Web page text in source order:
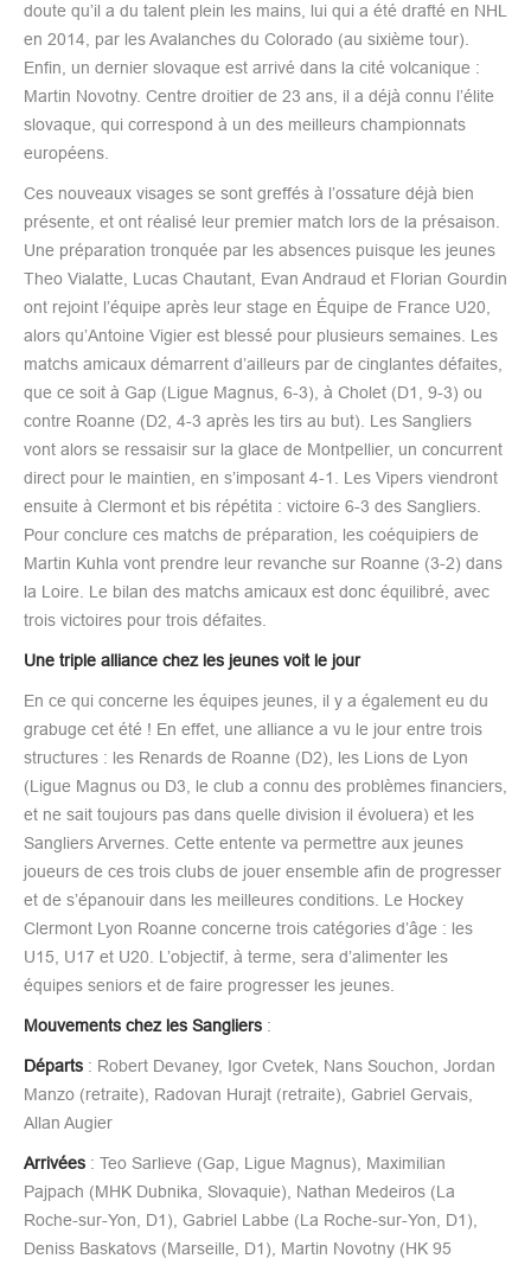
doute qu’il a du talent plein les mains, lui qui a été drafté en NHL
en 2014, par les Avalanches du Colorado (au sixième tour).
Enfin, un dernier slovaque est arrivé dans la cité volcanique :
Martin Novotny. Centre droitier de 23 ans, il a déjà connu l’élite
slovaque, qui correspond à un des meilleurs championnats
européens.
Ces nouveaux visages se sont greffés à l’ossature déjà bien
présente, et ont réalisé leur premier match lors de la présaison.
Une préparation tronquée par les absences puisque les jeunes
Theo Vialatte, Lucas Chautant, Evan Andraud et Florian Gourdin
ont rejoint l’équipe après leur stage en Équipe de France U20,
alors qu’Antoine Vigier est blessé pour plusieurs semaines. Les
matchs amicaux démarrent d’ailleurs par de cinglantes défaites,
que ce soit à Gap (Ligue Magnus, 6-3), à Cholet (D1, 9-3) ou
contre Roanne (D2, 4-3 après les tirs au but). Les Sangliers
vont alors se ressaisir sur la glace de Montpellier, un concurrent
direct pour le maintien, en s’imposant 4-1. Les Vipers viendront
ensuite à Clermont et bis répétita : victoire 6-3 des Sangliers.
Pour conclure ces matchs de préparation, les coéquipiers de
Martin Kuhla vont prendre leur revanche sur Roanne (3-2) dans
la Loire. Le bilan des matchs amicaux est donc équilibré, avec
trois victoires pour trois défaites.
Une triple alliance chez les jeunes voit le jour
En ce qui concerne les équipes jeunes, il y a également eu du
grabuge cet été ! En effet, une alliance a vu le jour entre trois
structures : les Renards de Roanne (D2), les Lions de Lyon
(Ligue Magnus ou D3, le club a connu des problèmes financiers,
et ne sait toujours pas dans quelle division il évoluera) et les
Sangliers Arvernes. Cette entente va permettre aux jeunes
joueurs de ces trois clubs de jouer ensemble afin de progresser
et de s’épanouir dans les meilleures conditions. Le Hockey
Clermont Lyon Roanne concerne trois catégories d’âge : les
U15, U17 et U20. L’objectif, à terme, sera d’alimenter les
équipes seniors et de faire progresser les jeunes.
Mouvements chez les Sangliers :
Départs : Robert Devaney, Igor Cvetek, Nans Souchon, Jordan
Manzo (retraite), Radovan Hurajt (retraite), Gabriel Gervais,
Allan Augier
Arrivées : Teo Sarlieve (Gap, Ligue Magnus), Maximilian
Pajpach (MHK Dubnika, Slovaquie), Nathan Medeiros (La
Roche-sur-Yon, D1), Gabriel Labbe (La Roche-sur-Yon, D1),
Deniss Baskatovs (Marseille, D1), Martin Novotny (HK 95